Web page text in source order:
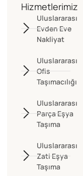
Hizmetlerimiz
Uluslararası
Evden Eve
Nakliyat
Uluslararası
Ofis
Taşımacılığı
Uluslararası
Parça Eşya
Taşıma
Uluslararası
Zati Eşya
Taşıma